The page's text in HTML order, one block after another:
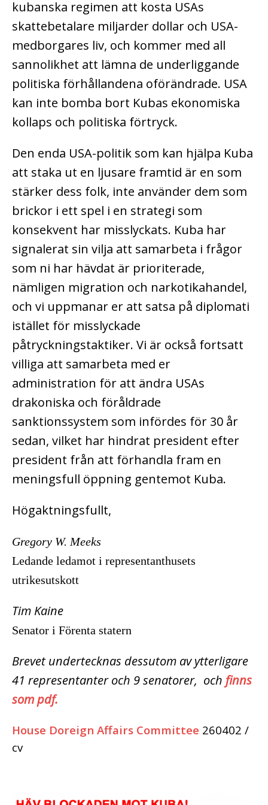
kubanska regimen att kosta USAs
skattebetalare miljarder dollar och USA-
medborgares liv, och kommer med all
sannolikhet att lämna de underliggande
politiska förhållandena oförändrade. USA
kan inte bomba bort Kubas ekonomiska
kollaps och politiska förtryck.
Den enda USA-politik som kan hjälpa Kuba
att staka ut en ljusare framtid är en som
stärker dess folk, inte använder dem som
brickor i ett spel i en strategi som
konsekvent har misslyckats. Kuba har
signalerat sin vilja att samarbeta i frågor
som ni har hävdat är prioriterade,
nämligen migration och narkotikahandel,
och vi uppmanar er att satsa på diplomati
istället för misslyckade
påtryckningstaktiker. Vi är också fortsatt
villiga att samarbeta med er
administration för att ändra USAs
drakoniska och föråldrade
sanktionssystem som infördes för 30 år
sedan, vilket har hindrat president efter
president från att förhandla fram en
meningsfull öppning gentemot Kuba.
Högaktningsfullt,
Gregory W. Meeks
Ledande ledamot i representanthusets
utrikesutskott
Tim Kaine
Senator i Förenta statern
Brevet undertecknas dessutom av ytterligare
41 representanter och 9 senatorer, och finns
som pdf.
House Doreign Affairs Committee 260402 /
cv